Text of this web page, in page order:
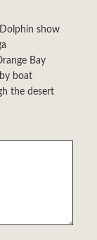
Dolphin show
Bay
boat
the desert